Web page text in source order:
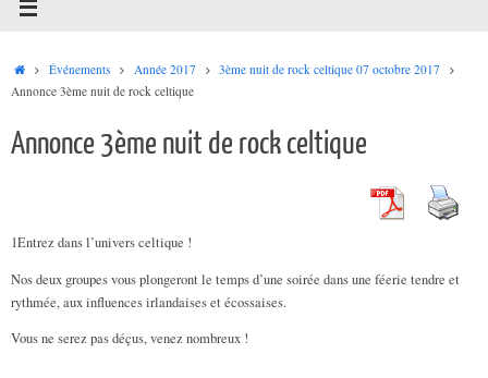
AccueilÉvénements Année 2017
3ème nuit de rock celtique 07 octobre 2017
Annonce 3ème nuit de rock celtique
Annonce 3ème nuit de rock celtique
1Entrez dans l’univers celtique !
Nos deux groupes vous plongeront le temps d’une soirée dans une féerie tendre et
rythmée, aux influences irlandaises et écossaises.
Vous ne serez pas déçus, venez nombreux !